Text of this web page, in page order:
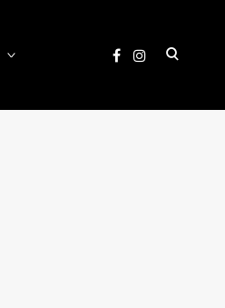
open